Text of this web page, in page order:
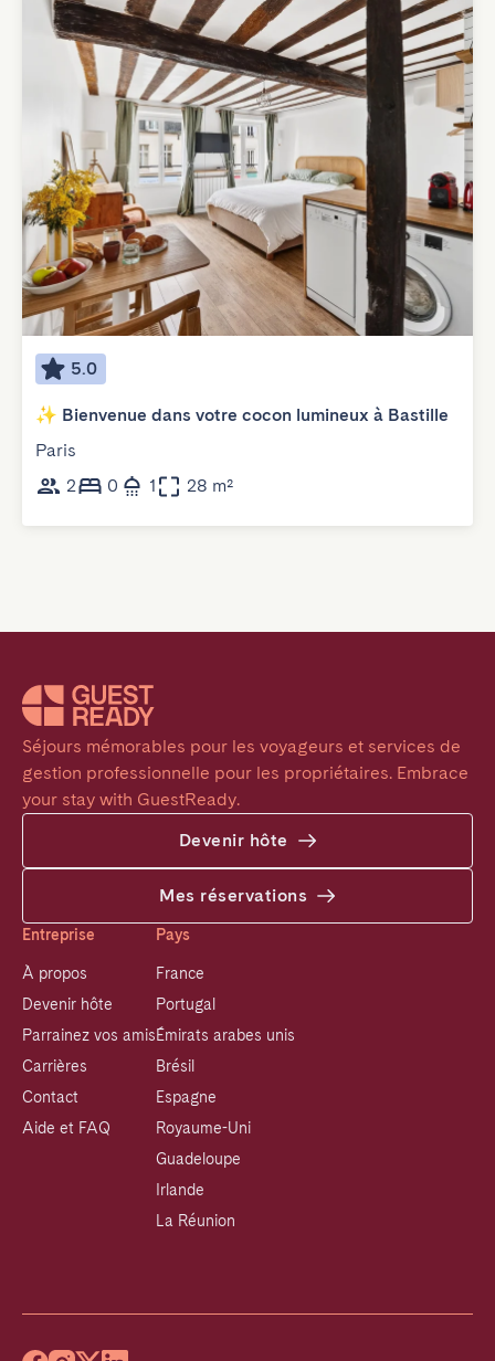
5.0
✨ Bienvenue dans votre cocon lumineux à Bastille
Paris
2
0 1 28 m²
Séjours mémorables pour les voyageurs et services de
gestion professionnelle pour les propriétaires. Embrace
your stay with GuestReady.
Devenir hôte
Mes réservations
Entreprise
À propos
Devenir hôte
Parrainez vos amis
Carrières
Contact
Aide et FAQ
Pays
France
Portugal
Émirats arabes unis
Brésil
Espagne
Royaume-Uni
Guadeloupe
Irlande
La Réunion